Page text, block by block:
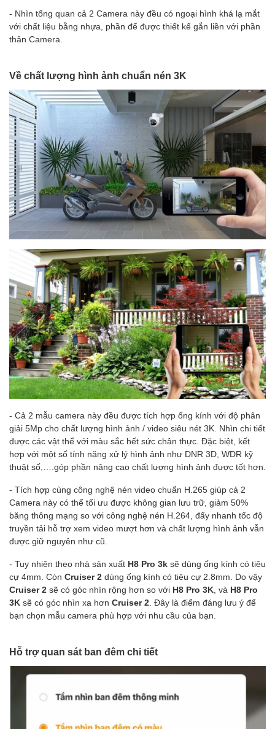
- Nhìn tổng quan cả 2 Camera này đều có ngoại hình khá lạ mắt
với chất liệu bằng nhựa, phần đế được thiết kế gắn liền với phần
thân Camera.
Về chất lượng hình ảnh chuẩn nén 3K
- Cả 2 mẫu camera này đều được tích hợp ống kính với độ phân
giải 5Mp cho chất lượng hình ảnh / video siêu nét 3K. Nhìn chi tiết
được các vật thể với màu sắc hết sức chân thực. Đặc biệt, kết
hợp với một số tính năng xử lý hình ảnh như DNR 3D, WDR kỹ
thuật số,….góp phần nâng cao chất lượng hình ảnh được tốt hơn.
- Tích hợp cùng công nghệ nén video chuẩn H.265 giúp cả 2
Camera này có thể tối ưu được không gian lưu trữ, giảm 50%
băng thông mạng so với công nghệ nén H.264, đẩy nhanh tốc độ
truyền tải hỗ trợ xem video mượt hơn và chất lượng hình ảnh vẫn
được giữ nguyên như cũ.
- Tuy nhiên theo nhà sản xuất H8 Pro 3k sẽ dùng ống kính có tiêu
cự 4mm. Còn Cruiser 2 dùng ống kính có tiêu cự 2.8mm. Do vậy
Cruiser 2 sẽ có góc nhìn rộng hơn so với H8 Pro 3K , và H8 Pro
3K sẽ có góc nhìn xa hơn Cruiser 2 . Đây là điểm đáng lưu ý để
bạn chọn mẫu camera phù hợp với nhu cầu của bạn.
Hỗ trợ quan sát ban đêm chi tiết